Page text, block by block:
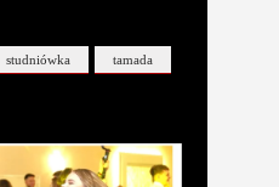
studniówka tamada